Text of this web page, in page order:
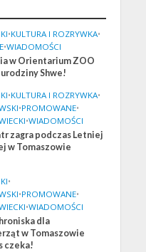
•KULTURA I ROZRYWKA•
•WIADOMOŚCI
w Orientarium ZOO
Shwe!
•KULTURA I ROZRYWKA•
•PROMOWANE•
•WIADOMOŚCI
zagra podczas Letniej
w Tomaszowie
•
•PROMOWANE•
•WIADOMOŚCI
dla
w Tomaszowie
czeka!